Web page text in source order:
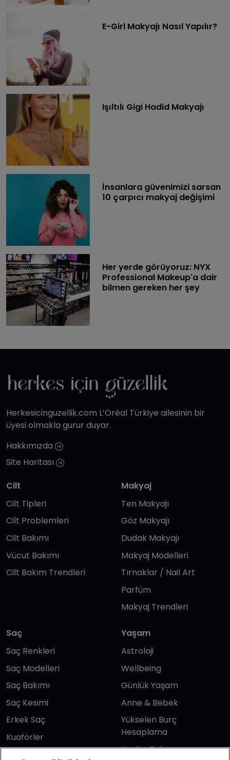
E-Girl Makyajı Nasıl Yapılır?
Işıltılı Gigi Hadid Makyajı
İnsanlara güvenimizi sarsan
10 çarpıcı makyaj değişimi
Her yerde görüyoruz: NYX
Professional Makeup'a dair
bilmen gereken her şey
Herkesicinguzellik.com L’Oréal Türkiye ailesinin bir
üyesi olmakla gurur duyar.
Hakkımızda
Site Haritası
Cilt
Cilt Tipleri
Cilt Problemleri
Cilt Bakımı
Vücut Bakımı
Cilt Bakım Trendleri
Makyaj
Ten Makyajı
Göz Makyajı
Dudak Makyajı
Makyaj Modelleri
Tırnaklar / Nail Art
Parfüm
Makyaj Trendleri
Saç
Saç Renkleri
Saç Modelleri
Saç Bakımı
Saç Kesimi
Erkek Saç
Kuaförler
Yaşam
Astroloji
Wellbeing
Günlük Yaşam
Anne & Bebek
Yükselen Burç
Hesaplama
Kuafor Bulma